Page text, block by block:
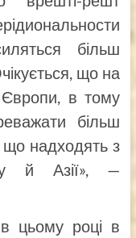
більш
що на
Європи, в тому
більш
що надходять з
й Азії», —
цьому році в